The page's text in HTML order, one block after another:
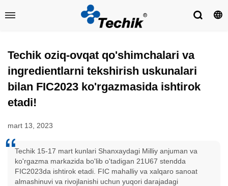
Techik oziq-ovqat qo'shimchalari va
ingredientlarni tekshirish uskunalari
bilan FIC2023 ko'rgazmasida ishtirok
etadi!
mart 13, 2023
Techik 15-17 mart kunlari Shanxaydagi Milliy anjuman va
ko'rgazma markazida bo'lib o'tadigan 21U67 stendda
FIC2023da ishtirok etadi. FIC mahalliy va xalqaro sanoat
almashinuvi va rivojlanishi uchun yuqori darajadagi